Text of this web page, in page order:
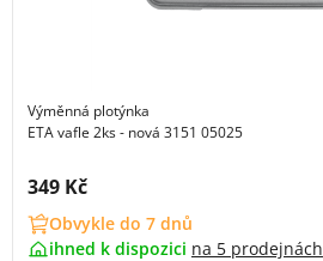
Výměnná plotýnka
ETA vafle 2ks - nová 3151 05025
Cena s DPH:
349 Kč
Obvykle do 7 dnů
ihned k dispozici na 5 prodejnách